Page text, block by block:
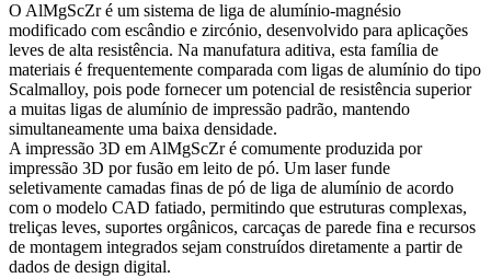
O AlMgScZr é um sistema de liga de alumínio-magnésio
modificado com escândio e zircónio, desenvolvido para aplicações
leves de alta resistência. Na manufatura aditiva, esta família de
materiais é frequentemente comparada com ligas de alumínio do tipo
Scalmalloy, pois pode fornecer um potencial de resistência superior
a muitas ligas de alumínio de impressão padrão, mantendo
simultaneamente uma baixa densidade.
A impressão 3D em AlMgScZr é comumente produzida por
impressão 3D por fusão em leito de pó. Um laser funde
seletivamente camadas finas de pó de liga de alumínio de acordo
com o modelo CAD fatiado, permitindo que estruturas complexas,
treliças leves, suportes orgânicos, carcaças de parede fina e recursos
de montagem integrados sejam construídos diretamente a partir de
dados de design digital.